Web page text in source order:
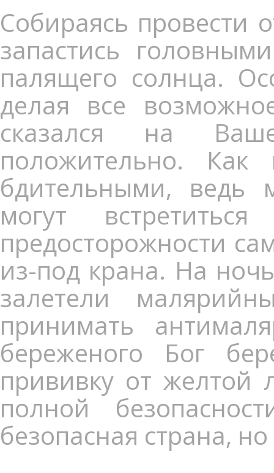
Собираясь провести
запастись
палящего солнца.
делая все
сказался на
положительно.
бдительными, ведь
могут
предосторожности
из-под крана. На
залетели
принимать
береженого Бог
прививку от желтой
полной
безопасная страна,